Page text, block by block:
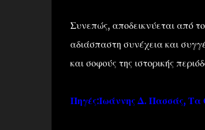
Συνεπώς, αποδεικνύεται από
αδιάσπαστη συνέχεια και
και σοφούς της ιστορικής
Πηγές:Ιωάννης Δ. Πασσάς,